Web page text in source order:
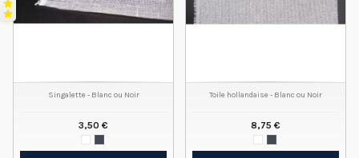
Singalette - Blanc ou Noir
3,50 €
Toile hollandaise - Blanc ou Noir
8,75 €